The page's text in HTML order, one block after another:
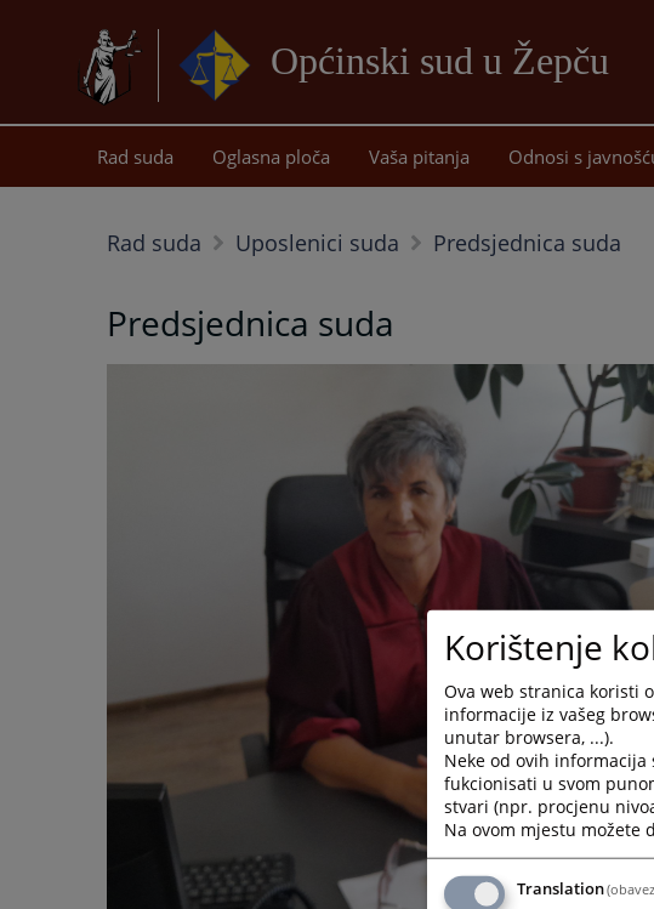
Općinski sud u Žepču
Rad suda Oglasna ploča Vaša pitanja Odnosi s
Rad suda Uposlenici suda Predsjednica suda
Predsjednica suda
Korištenje
Ova web stranica koristi
informacije iz vašeg
unutar browsera, ...).
Neke od ovih
fukcionisati u svom
stvari (npr. procjenu
Na ovom mjestu
Translation